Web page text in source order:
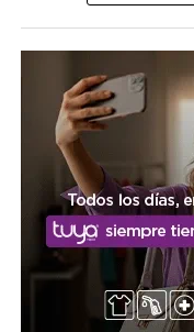
Qué hacer
vencidos
Desde la institución
recibir
cumplida, los
dirigirse de manera
Humanos o a la